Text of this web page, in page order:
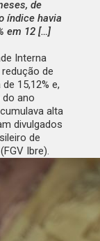
de
índice havia
em 12 […]
Interna
de
15,12% e,
do ano
alta
divulgados
de
Ibre).